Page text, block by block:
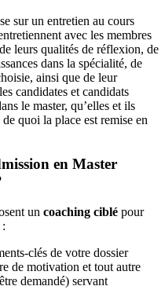
sur un entretien au cours
avec les membres
leurs qualités de réflexion, de
dans la spécialité, de
ainsi que de leur
candidates et candidats
le master, qu’elles et ils
quoi la place est remise en
en Master
un coaching ciblé pour
clés de votre dossier
de motivation et tout autre
demandé) servant